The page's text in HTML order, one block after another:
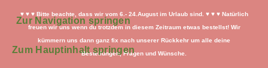
Zur Navigation springen
Zum Hauptinhalt springen
♥ ♥ ♥ Bitte beachte, dass wir vom 6.- 24.August im Urlaub sind. ♥ ♥ ♥ Natürlich
freuen wir uns wenn du trotzdem in diesem Zeitraum etwas bestellst! Wir
kümmern uns dann ganz fix nach unserer Rückkehr um alle deine
Bestellungen, Fragen und Wünsche.